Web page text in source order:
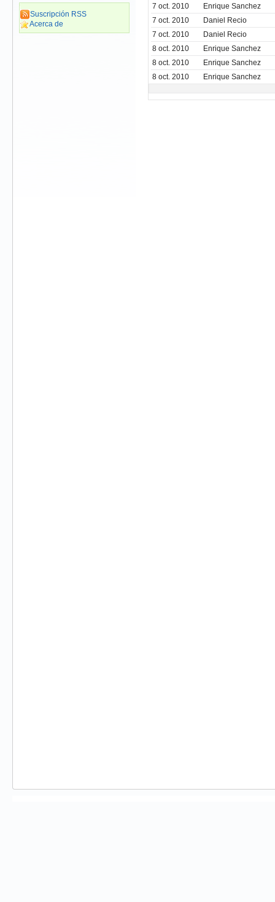
Suscripción RSS
Acerca de
7 oct. 2010
Enrique Sanchez
7 oct. 2010
Daniel Recio
7 oct. 2010
Daniel Recio
8 oct. 2010
Enrique Sanchez
8 oct. 2010
Enrique Sanchez
8 oct. 2010
Enrique Sanchez